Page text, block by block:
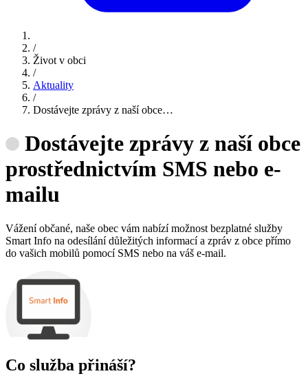
/
Život v obci
/
Aktuality
/
Dostávejte zprávy z naší obce…
Dostávejte zprávy z naší obce
prostřednictvím SMS nebo e-
mailu
Vážení občané, naše obec vám nabízí možnost bezplatné služby
Smart Info na odesílání důležitých informací a zpráv z obce přímo
do vašich mobilů pomocí SMS nebo na váš e-mail.
Co služba přináší?